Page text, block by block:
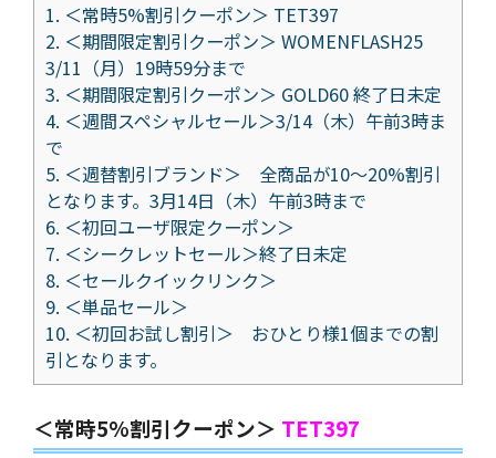
1. ＜常時5%割引クーポン＞ TET397
2. ＜期間限定割引クーポン＞ WOMENFLASH25
3/11（月）19時59分まで
3. ＜期間限定割引クーポン＞ GOLD60 終了日未定
4. ＜週間スペシャルセール＞3/14（木）午前3時ま
で
5. ＜週替割引ブランド＞ 全商品が10～20%割引
となります。3月14日（木）午前3時まで
6. ＜初回ユーザ限定クーポン＞
7. ＜シークレットセール＞終了日未定
8. ＜セールクイックリンク＞
9. ＜単品セール＞
10. ＜初回お試し割引＞ おひとり様1個までの割
引となります。
＜常時5%割引クーポン＞ TET397